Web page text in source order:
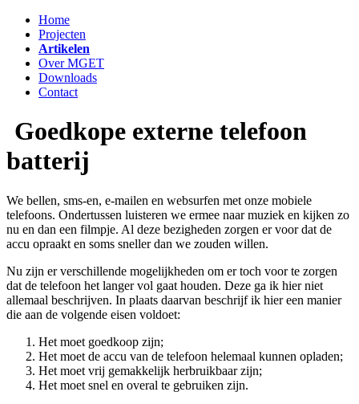
Home
Projecten
Artikelen
Over MGET
Downloads
Contact
Goedkope externe telefoon
batterij
We bellen, sms-en, e-mailen en websurfen met onze mobiele
telefoons. Ondertussen luisteren we ermee naar muziek en kijken zo
nu en dan een filmpje. Al deze bezigheden zorgen er voor dat de
accu opraakt en soms sneller dan we zouden willen.
Nu zijn er verschillende mogelijkheden om er toch voor te zorgen
dat de telefoon het langer vol gaat houden. Deze ga ik hier niet
allemaal beschrijven. In plaats daarvan beschrijf ik hier een manier
die aan de volgende eisen voldoet:
Het moet goedkoop zijn;
Het moet de accu van de telefoon helemaal kunnen opladen;
Het moet vrij gemakkelijk herbruikbaar zijn;
Het moet snel en overal te gebruiken zijn.